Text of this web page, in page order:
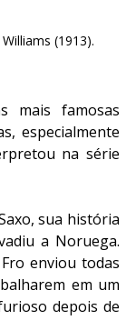
(1913).
mais famosas
especialmente
na série
sua história
a Noruega.
enviou todas
em um
depois de